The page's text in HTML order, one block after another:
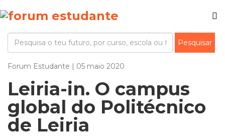
Forum Estudante | 05 maio 2020
Leiria-in. O campus
global do Politécnico
de Leiria